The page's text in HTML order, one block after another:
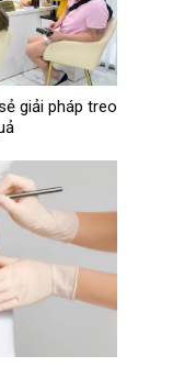
giải pháp treo